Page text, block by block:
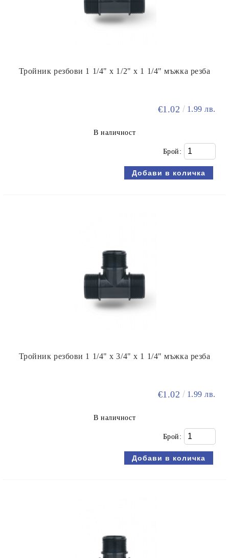
Тройник резбови 1 1/4" х 1/2" х 1 1/4" мъжка резба
€1.02 1.99 лв.
В наличност
Брой:
Тройник резбови 1 1/4" х 3/4" х 1 1/4" мъжка резба
€1.02 1.99 лв.
В наличност
Брой: